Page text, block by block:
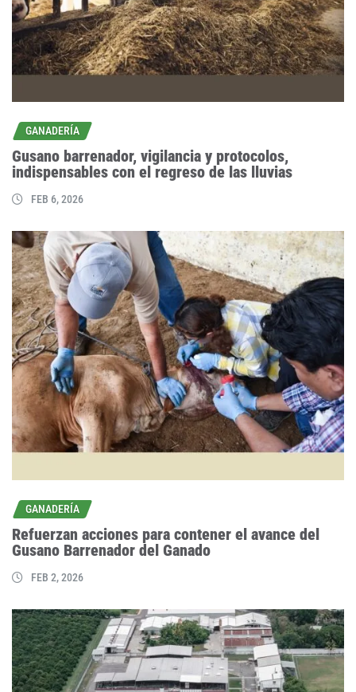
GANADERÍA
Gusano barrenador, vigilancia y protocolos,
indispensables con el regreso de las lluvias
FEB 6, 2026
GANADERÍA
Refuerzan acciones para contener el avance del
Gusano Barrenador del Ganado
FEB 2, 2026